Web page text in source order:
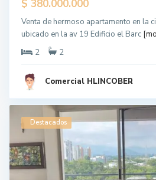
$ 380.000.000
Venta de hermoso apartamento en la
ubicado en la av 19 Edificio el Barc
2
2
Comercial HLINCOBER
Destacados